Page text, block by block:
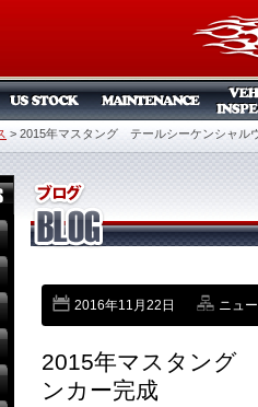
> 2015年マスタング テールシーケンシャル
2016年11月22日 ニュ
2015年マスタング
ンカー完成